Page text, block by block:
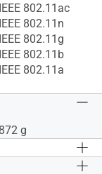
IEEE 802.11ac
IEEE 802.11n
IEEE 802.11g
IEEE 802.11b
IEEE 802.11a
872 g
Adaptive QoS, Ja,